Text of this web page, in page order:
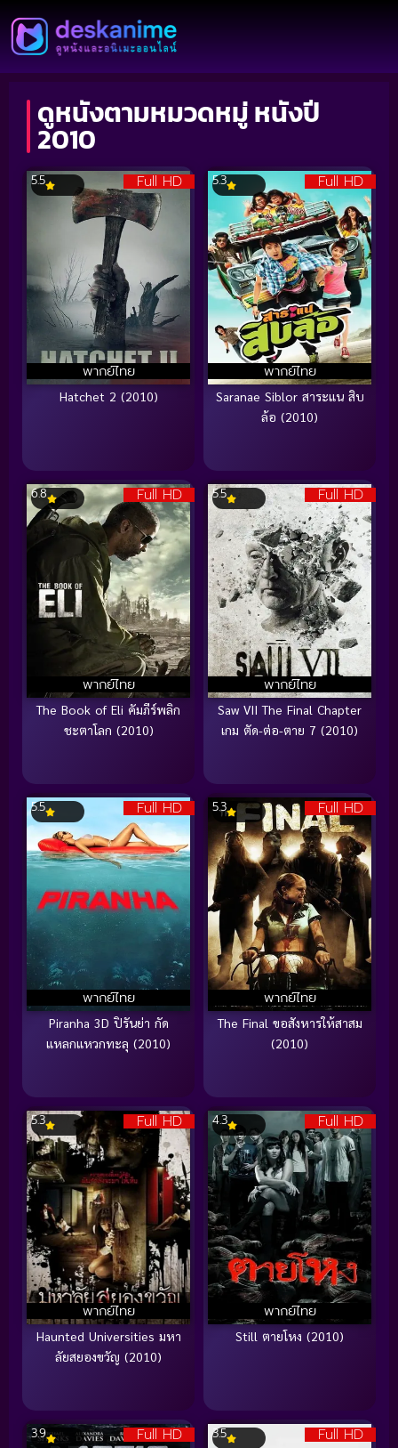
ดูหนังตามหมวดหมู่ หนังปี
2010
Full HD
พากย์ไทย
5.5
Hatchet 2 (2010)
Full HD
พากย์ไทย
5.3
Saranae Siblor สาระแน สิบ
ล้อ (2010)
Full HD
พากย์ไทย
6.8
The Book of Eli คัมภีร์พลิก
ชะตาโลก (2010)
Full HD
พากย์ไทย
5.5
Saw VII The Final Chapter
เกม ตัด-ต่อ-ตาย 7 (2010)
Full HD
พากย์ไทย
5.5
Piranha 3D ปิรันย่า กัด
แหลกแหวกทะลุ (2010)
Full HD
พากย์ไทย
5.3
The Final ขอสังหารให้สาสม
(2010)
Full HD
พากย์ไทย
5.3
Haunted Universities มหา
ลัยสยองขวัญ (2010)
Full HD
พากย์ไทย
4.3
Still ตายโหง (2010)
Full HD
3.9 Full HD
3.5